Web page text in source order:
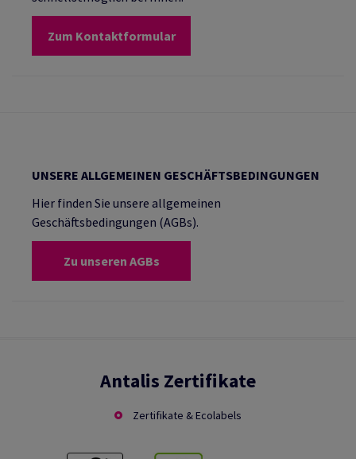
Zum Kontaktformular
UNSERE ALLGEMEINEN GESCHÄFTSBEDINGUNGEN
Hier finden Sie unsere allgemeinen
Geschäftsbedingungen (AGBs).
Zu unseren AGBs
Antalis Zertifikate
Zertifikate & Ecolabels